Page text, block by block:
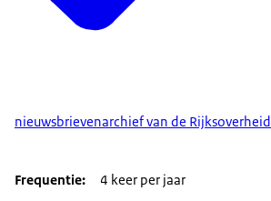
nieuwsbrievenarchief van de Rijksoverheid
Frequentie
4 keer per jaar